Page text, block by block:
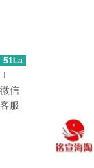
51La

微信
客服